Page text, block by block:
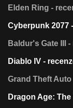
Elden Ring -
Cyberpunk 2077
Baldur's Gate III
Diablo IV -
Grand Theft Auto
Dragon Age: